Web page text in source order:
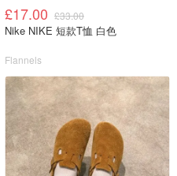
£17.00 £33.00
Nike NIKE 短款T恤 白色
Flannels